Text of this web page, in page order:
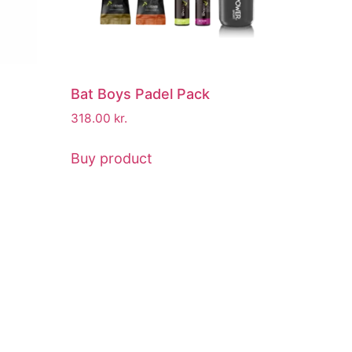
Bat Boys Padel Pack
318.00 kr.
Buy product